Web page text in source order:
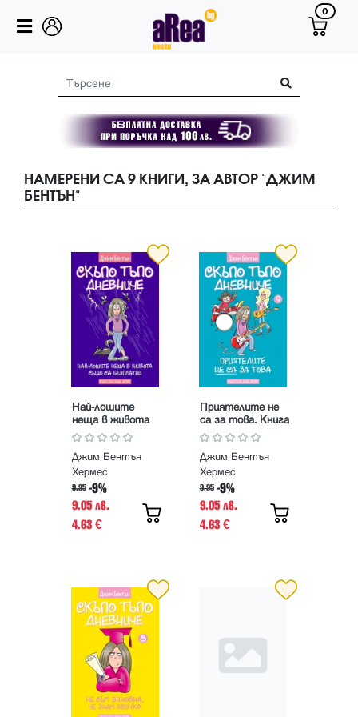
0
НАМЕРЕНИ СА 9 КНИГИ, ЗА АВТОР "ДЖИМ
БЕНТЪН"
Най-лошите
неща в живота
също са
безплатни. Книга
10 от Скъпо
тъпо дневниче
Джим Бентън
Хермес
9.95 -9%
9.05 лв.
4.63 €
Приятелите не
са за това. Книга
9 от Скъпо тъпо
дневниче
Джим Бентън
Хермес
9.95 -9%
9.05 лв.
4.63 €